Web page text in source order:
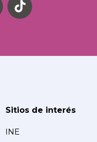
Sitios de interés
INE